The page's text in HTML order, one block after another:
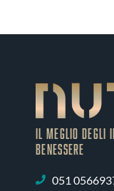
IL MEGLIO
BENESSERE
051